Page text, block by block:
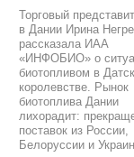
Торговый
в Дании Ирина
рассказала ИАА
«ИНФОБИО» о
биотопливом в
королевстве. Рынок
биотоплива Дании
лихорадит:
поставок из России,
Белоруссии и